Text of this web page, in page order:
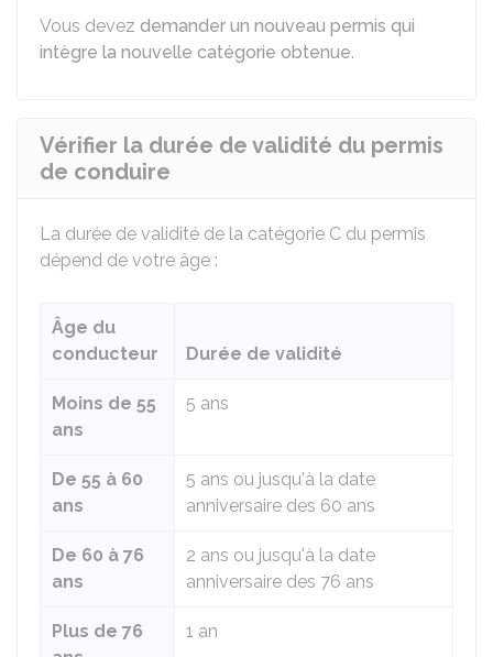
Vous devez demander un nouveau permis qui
intègre la nouvelle catégorie obtenue.
Vérifier la durée de validité du permis
de conduire
La durée de validité de la catégorie C du permis
dépend de votre âge :
Âge du
conducteur
Durée de validité
Moins de 55
ans
5 ans
De 55 à 60
ans
5 ans ou jusqu'à la date
anniversaire des 60 ans
De 60 à 76
ans
2 ans ou jusqu'à la date
anniversaire des 76 ans
Plus de 76
1 an